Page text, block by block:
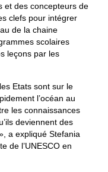
et des concepteurs de
clefs pour intégrer
de la chaine
scolaires
leçons par les
Etats sont sur le
l’océan au
les connaissances
deviennent des
a expliqué Stefania
de l’UNESCO en